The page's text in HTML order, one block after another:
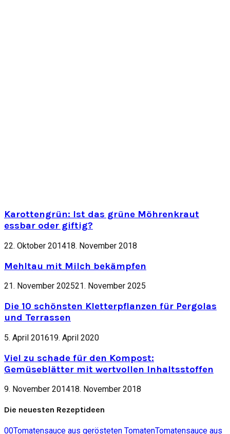
Karottengrün: Ist das grüne Möhrenkraut
essbar oder giftig?
22. Oktober 201418. November 2018
Mehltau mit Milch bekämpfen
21. November 202521. November 2025
Die 10 schönsten Kletterpflanzen für Pergolas
und Terrassen
5. April 201619. April 2020
Viel zu schade für den Kompost:
Gemüseblätter mit wertvollen Inhaltsstoffen
9. November 201418. November 2018
Die neuesten Rezeptideen
00Tomatensauce aus gerösteten TomatenTomatensauce aus